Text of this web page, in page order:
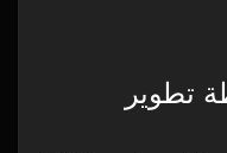
تطوير